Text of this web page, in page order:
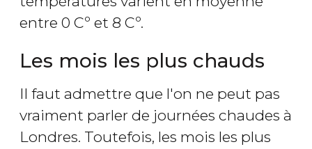
entre 0 Cº et 8 Cº.
Les mois les plus chauds
Il faut admettre que l'on ne peut pas
vraiment parler de journées chaudes à
Londres. Toutefois, les mois les plus